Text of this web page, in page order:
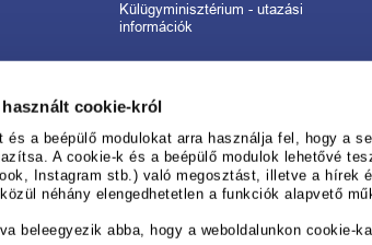
cookie-król
és a beépülő modulokat arra használja fel, hogy a
A cookie-k és a beépülő modulok lehetővé
Instagram stb.) való megosztást, illetve a hírek
néhány elengedhetetlen a funkciók alapvető
beleegyezik abba, hogy a weboldalunkon cookie-
UTAZÁS-
Külügyminisztérium - utazási
információk